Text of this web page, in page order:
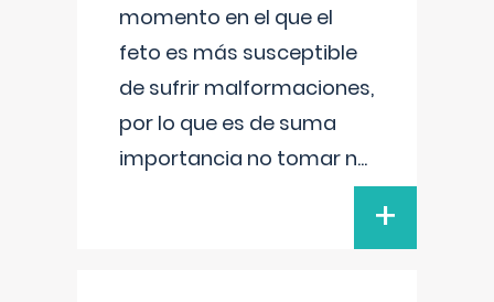
momento en el que el
feto es más susceptible
de sufrir malformaciones,
por lo que es de suma
importancia no tomar n...
+